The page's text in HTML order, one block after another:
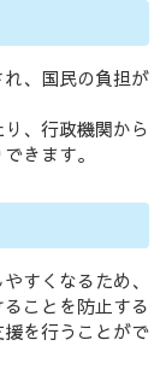
、国民の負担が
、行政機関から
きます。
すくなるため、
ことを防止する
を行うことがで